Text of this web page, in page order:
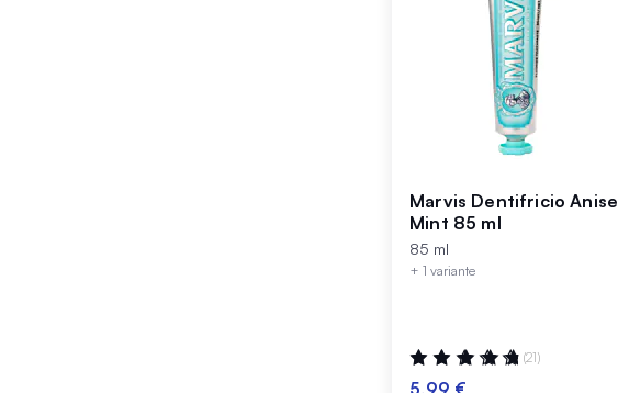
Marvis Dentifricio Anise
Mint 85 ml
85 ml
+ 1 variante
Valutazione:
99%
(21)
5,99 €